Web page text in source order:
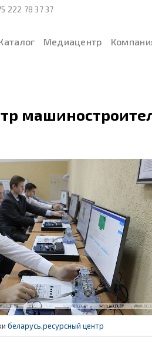
222 78 37 37
Медиацентр
беларусь,ресурсный центр